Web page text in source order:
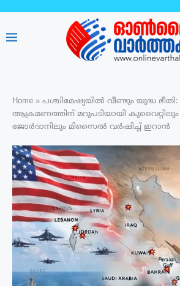
Home » പശ്ചിമേഷ്യയിൽ വീണ്ടും യുദ്ധ
ആക്രമണത്തിന് മറുപടിയായി
ജോർദാനിലും മിസൈൽ വർഷിച്ച് ഇറാൻ